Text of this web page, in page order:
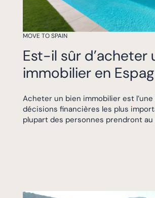
MOVE TO SPAIN
Est-il sûr d’acheter
immobilier en
Acheter un bien immobilier est l’une
décisions financières les plus
plupart des personnes prendront au